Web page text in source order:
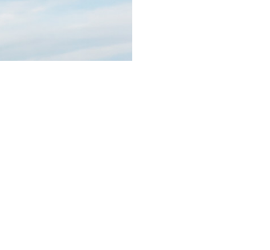
RIADITEĽ
NÁJOMNÝCH